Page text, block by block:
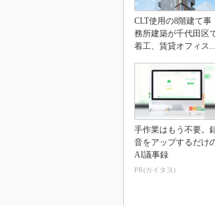
CLT使用の8階建て事
務所建築が千代田区
着工、賃貸オフィス
手作業はもう不要。
音をアップするだけ
AI議事録
PR(カイタヨ)